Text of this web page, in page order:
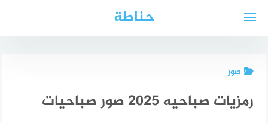
حناطة
صور
رمزيات صباحيه 2025 صور صباحيات